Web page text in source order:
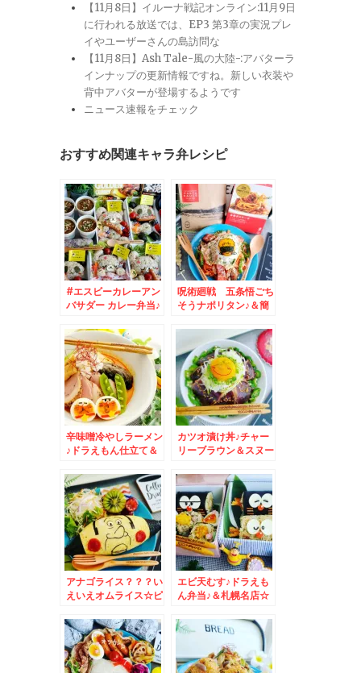
【11月8日】イルーナ戦記オンライン:11月9日
に行われる放送では、EP3 第3章の実況プレ
イやユーザーさんの島訪問な
【11月8日】Ash Tale-風の大陸-:アバターラ
インナップの更新情報ですね。新しい衣装や
背中アバターが登場するようです
ニュース速報をチェック
おすすめ関連キャラ弁レシピ
#エスビーカレーアン
バサダー カレー弁当♪
ｗ
呪術廻戦 五条悟ごち
そうナポリタン♪＆簡
♪
辛味噌冷やしラーメン
♪ドラえもん仕立て＆
崎マンゴー☆
カツオ漬け丼♪チャー
リーブラウン＆スヌー
♪
アナゴライス？？？い
えいえオムライス☆ピ
え・・・・・
エビ天むす♪ドラえも
ん弁当♪＆札幌名店☆